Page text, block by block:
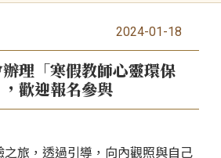
2024-01-18
理「寒假教師心靈環保
歡迎報名參與
旅，透過引導，向內觀照與自己